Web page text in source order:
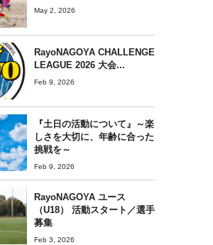
May 2, 2026
RayoNAGOYA CHALLENGE
LEAGUE 2026 大会...
Feb 9, 2026
『土日の活動について』～楽
しさを大切に、年齢に合った
挑戦を～
Feb 9, 2026
RayoNAGOYA ユース
（U18） 活動スタート／選手
募集
Feb 3, 2026